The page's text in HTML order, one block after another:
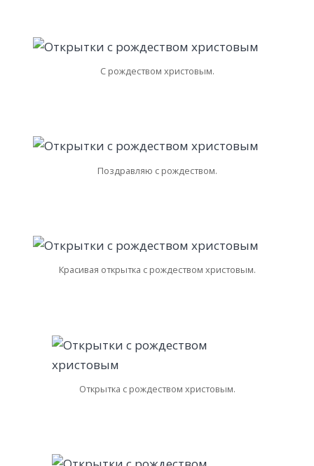
С рождеством христовым.
Поздравляю с рождеством.
Красивая открытка с рождеством христовым.
Открытка с рождеством христовым.